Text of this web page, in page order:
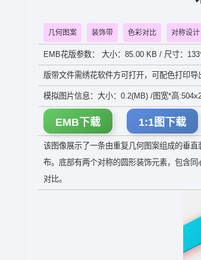
几何图案 装饰带 色彩对比 对称设计
EMB花版参数： 大小：85.00 KB / 尺寸：
版带文件需绣花软件方可打开，可配色打印
模拟图片信息：大小：0.2(MB) /图宽*高
EMB下载 1:1图下载
该图像展示了一条由重复几何图案组成的垂
布。底部有两个对称的圆形装饰元素，包含
对比。